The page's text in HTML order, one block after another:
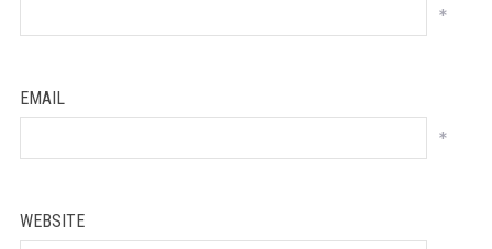
*
EMAIL
*
WEBSITE